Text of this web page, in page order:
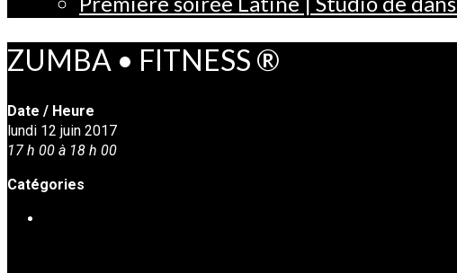
ZUMBA • FITNESS ®
Date / Heure
lundi 12 juin 2017
17 h 00 à 18 h 00
Catégories